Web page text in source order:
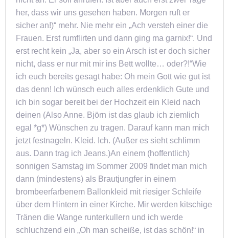
her, dass wir uns gesehen haben. Morgen ruft er
sicher an!)“ mehr. Nie mehr ein „Ach versteh einer die
Frauen. Erst rumflirten und dann ging ma garnix!“. Und
erst recht kein „Ja, aber so ein Arsch ist er doch sicher
nicht, dass er nur mit mir ins Bett wollte… oder?!“Wie
ich euch bereits gesagt habe: Oh mein Gott wie gut ist
das denn! Ich wünsch euch alles erdenklich Gute und
ich bin sogar bereit bei der Hochzeit ein Kleid nach
deinen (Also Anne. Björn ist das glaub ich ziemlich
egal *g*) Wünschen zu tragen. Darauf kann man mich
jetzt festnageln. Kleid. Ich. (Außer es sieht schlimm
aus. Dann trag ich Jeans.)An einem (hoffentlich)
sonnigen Samstag im Sommer 2009 findet man mich
dann (mindestens) als Brautjungfer in einem
brombeerfarbenem Ballonkleid mit riesiger Schleife
über dem Hintern in einer Kirche. Mir werden kitschige
Tränen die Wange runterkullern und ich werde
schluchzend ein „Oh man scheiße, ist das schön!“ in